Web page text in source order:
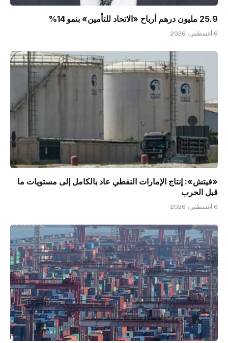
25.9 مليون درهم أرباح «الاتحاد للتأمين» بنمو 14%
6 أغسطس، 2026
«فيتش»: إنتاج الإمارات النفطي عاد بالكامل إلى مستويات ما
قبل الحرب
6 أغسطس، 2026